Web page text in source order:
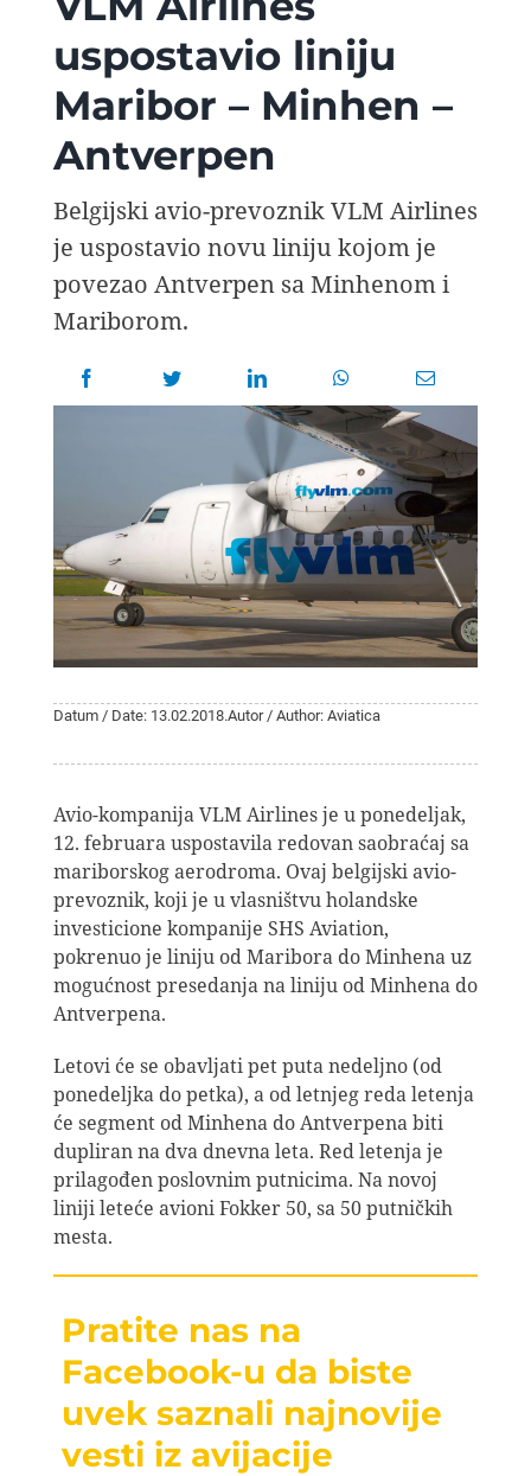
AVIOPEDIA
SPECIJAL
FOTO PRIČA
TEMA
AGENT
uspostavio liniju
Maribor – Minhen –
Antverpen
Belgijski avio-prevoznik VLM Airlines
je uspostavio novu liniju kojom je
povezao Antverpen sa Minhenom i
Mariborom.
Datum / Date: 13.02.2018.Autor / Author: Aviatica
Avio-kompanija VLM Airlines je u ponedeljak,
12. februara uspostavila redovan saobraćaj sa
mariborskog aerodroma. Ovaj belgijski avio-
prevoznik, koji je u vlasništvu holandske
investicione kompanije SHS Aviation,
pokrenuo je liniju od Maribora do Minhena uz
mogućnost presedanja na liniju od Minhena do
Antverpena.
Letovi će se obavljati pet puta nedeljno (od
ponedeljka do petka), a od letnjeg reda letenja
će segment od Minhena do Antverpena biti
dupliran na dva dnevna leta. Red letenja je
prilagođen poslovnim putnicima. Na novoj
liniji leteće avioni Fokker 50, sa 50 putničkih
mesta.
Pratite nas na
Facebook-u da biste
uvek saznali najnovije
vesti iz avijacije